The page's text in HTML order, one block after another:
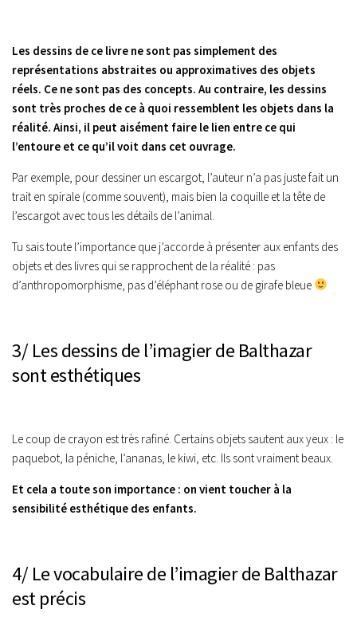
Les dessins de ce livre ne sont pas simplement des
représentations abstraites ou approximatives des objets
réels. Ce ne sont pas des concepts. Au contraire, les dessins
sont très proches de ce à quoi ressemblent les objets dans la
réalité. Ainsi, il peut aisément faire le lien entre ce qui
l’entoure et ce qu’il voit dans cet ouvrage.
Par exemple, pour dessiner un escargot, l’auteur n’a pas juste fait un
trait en spirale (comme souvent), mais bien la coquille et la tête de
l’escargot avec tous les détails de l’animal.
Tu sais toute l’importance que j’accorde à présenter aux enfants des
objets et des livres qui se rapprochent de la réalité : pas
d’anthropomorphisme, pas d’éléphant rose ou de girafe bleue
3/ Les dessins de l’imagier de Balthazar
sont esthétiques
Le coup de crayon est très rafiné. Certains objets sautent aux yeux : le
paquebot, la péniche, l’ananas, le kiwi, etc. Ils sont vraiment beaux.
Et cela a toute son importance : on vient toucher à la
sensibilité esthétique des enfants.
4/ Le vocabulaire de l’imagier de Balthazar
est précis